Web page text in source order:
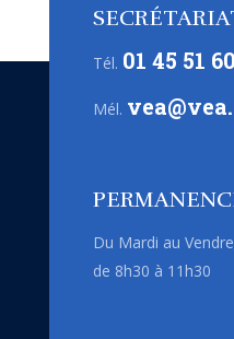
Tél. 01 45 51
Mél.
Du Mardi au
de 8h30 à 11h30